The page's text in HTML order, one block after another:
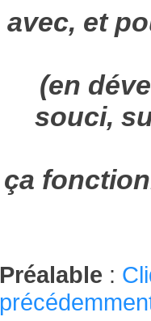
avec, et
(en
souci,
ça
Préalable :